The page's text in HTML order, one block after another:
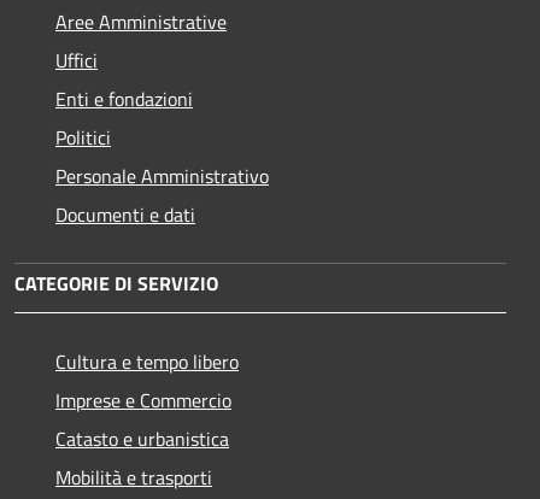
Aree Amministrative
Uffici
Enti e fondazioni
Politici
Personale Amministrativo
Documenti e dati
CATEGORIE DI SERVIZIO
Cultura e tempo libero
Imprese e Commercio
Catasto e urbanistica
Mobilità e trasporti